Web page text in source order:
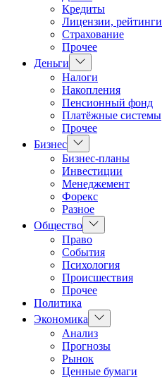
Кредиты
Лицензии, рейтинги
Страхование
Прочее
Деньги
Показать
подменю
Налоги
Накопления
Пенсионный фонд
Платёжные системы
Прочее
Бизнес Показать
подменю
Бизнес-планы
Инвестиции
Менеджемент
Форекс
Разное
Общество Показать
подменю
Право
События
Психология
Происшествия
Прочее
Политика
Экономика
Показать
подменю
Анализ
Прогнозы
Рынок
Ценные бумаги